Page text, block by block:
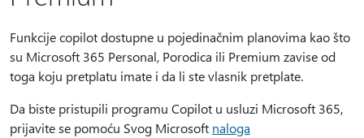
Funkcije copilot dostupne u pojedinačnim planovima kao što
su Microsoft 365 Personal, Porodica ili Premium zavise od
toga koju pretplatu imate i da li ste vlasnik pretplate.
Da biste pristupili programu Copilot u usluzi Microsoft 365,
prijavite se pomoću Svog Microsoft naloga